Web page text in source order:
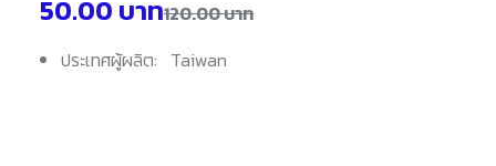
120.00บาท
50.00 บาท
ประเทศผู้ผลิต: Taiwan